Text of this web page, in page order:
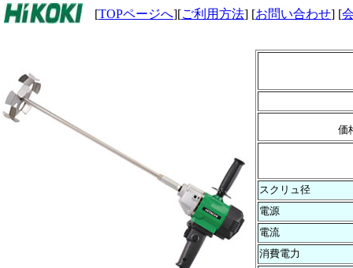
スクリュ径
電源
電流
消費電力
[TOPページへ][ご利用方法] [お問い合わせ] [